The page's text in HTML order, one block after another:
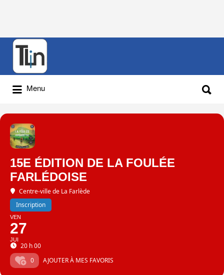
Rechercher
Menu
15E ÉDITION DE LA FOULÉE
FARLÉDOISE
Centre-ville de La Farlède
Inscription
VEN
27
JUI
20 h 00
0
AJOUTER À MES FAVORIS